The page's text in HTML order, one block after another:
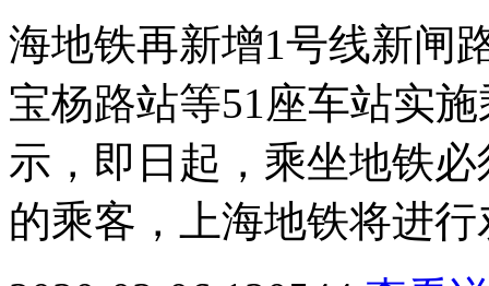
海地铁再新增1号线新闸
宝杨路站等51座车站实
示，即日起，乘坐地铁
的乘客，上海地铁将进行